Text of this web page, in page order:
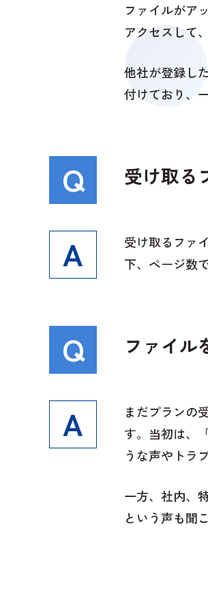
ファイルがア
アクセスして
他社が登録し
付けており、
受け取る
受け取るファ
下、ページ数
ファイル
まだプランの
す。当初は、
うな声やトラ
一方、社内、
という声も聞